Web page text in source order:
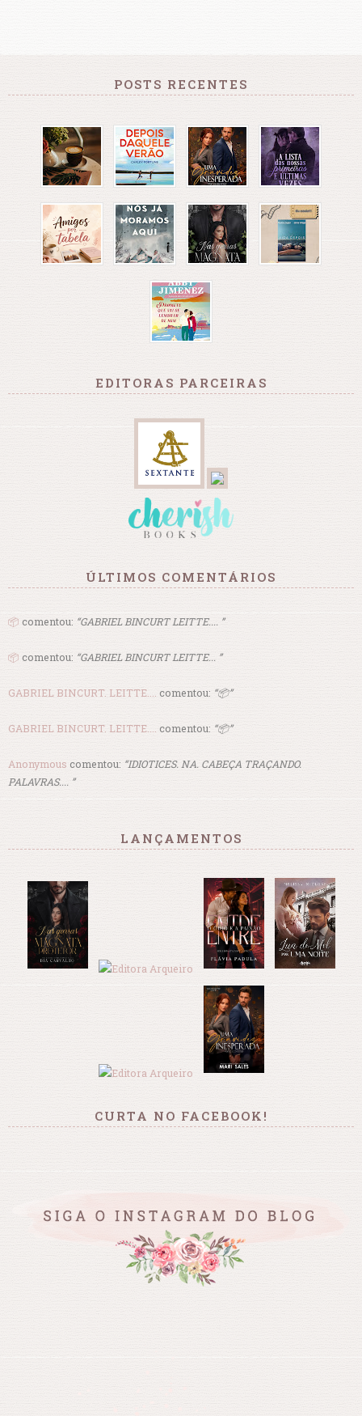
POSTS RECENTES
EDITORAS PARCEIRAS
ÚLTIMOS COMENTÁRIOS
📦 comentou: “GABRIEL BINCURT LEITTE.... ”
📦 comentou: “GABRIEL BINCURT LEITTE... ”
GABRIEL BINCURT. LEITTE.... comentou: “📦”
GABRIEL BINCURT. LEITTE.... comentou: “📦”
Anonymous comentou: “IDIOTICES. NA. CABEÇA TRAÇANDO.
PALAVRAS.... ”
LANÇAMENTOS
CURTA NO FACEBOOK!